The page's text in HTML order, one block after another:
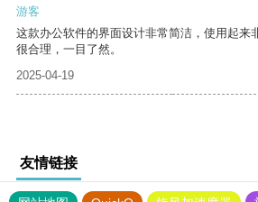
游客
这款办公软件的界面设计非常简洁，使用起来
很合理，一目了然。
2025-04-19
友情链接